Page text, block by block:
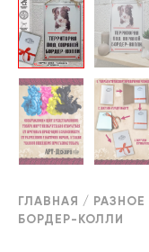
ГЛАВНАЯ / РАЗНОЕ
БОРДЕР-КОЛЛИ